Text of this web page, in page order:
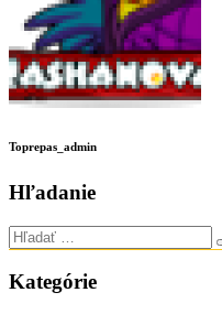
Toprepas_admin
Hľadanie
Kategórie